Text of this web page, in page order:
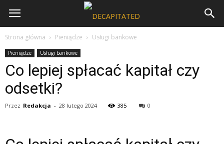
Strona główna Pieniądze Usługi bankowe
Pieniądze Usługi bankowe
Co lepiej spłacać kapitał czy
odsetki?
Przez Redakcja - 28 lutego 2024 385 0